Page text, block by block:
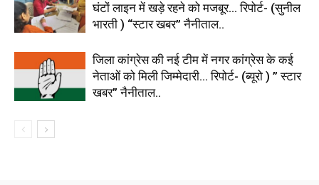
घंटों लाइन में खड़े रहने को मजबूर… रिपोर्ट- (सुनील
भारती ) “स्टार खबर” नैनीताल..
जिला कांग्रेस की नई टीम में नगर कांग्रेस के कई
नेताओं को मिली जिम्मेदारी… रिपोर्ट- (ब्यूरो ) ” स्टार
खबर” नैनीताल..